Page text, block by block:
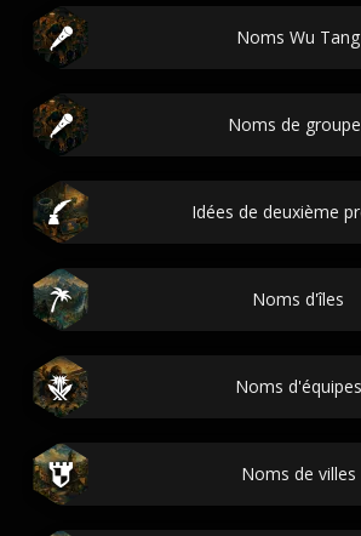
Noms Wu Tang
Noms de
Idées de deuxième
Noms d'îles
Noms d'équipes
Noms de villes